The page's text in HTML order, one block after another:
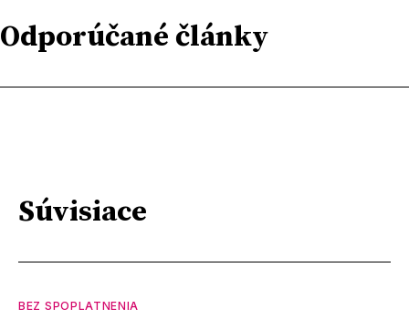
Odporúčané články
Súvisiace
BEZ SPOPLATNENIA